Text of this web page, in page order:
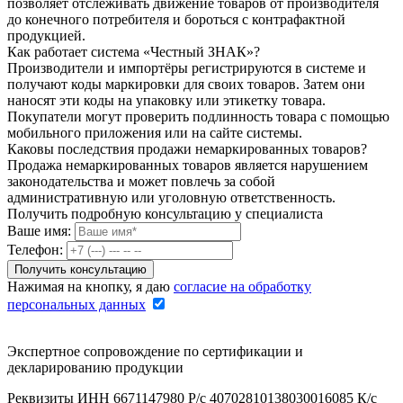
позволяет отслеживать движение товаров от производителя
до конечного потребителя и бороться с контрафактной
продукцией.
Как работает система «Честный ЗНАК»?
Производители и импортёры регистрируются в системе и
получают коды маркировки для своих товаров. Затем они
наносят эти коды на упаковку или этикетку товара.
Покупатели могут проверить подлинность товара с помощью
мобильного приложения или на сайте системы.
Каковы последствия продажи немаркированных товаров?
Продажа немаркированных товаров является нарушением
законодательства и может повлечь за собой
административную или уголовную ответственность.
Получить подробную консультацию у специалиста
Ваше имя:
Телефон:
Нажимая на кнопку, я даю согласие на обработку
персональных данных
Экспертное сопровождение по сертификации и
декларированию продукции
Реквизиты ИНН 6671147980 Р/с 40702810138030016085 К/с